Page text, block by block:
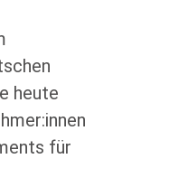
heute
für